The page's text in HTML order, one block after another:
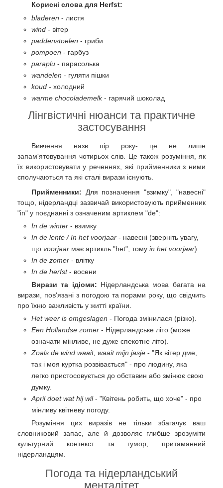
Корисні слова для Herfst:
bladeren - листя
wind - вітер
paddenstoelen - гриби
pompoen - гарбуз
paraplu - парасолька
wandelen - гуляти пішки
koud - холодний
warme chocolademelk- гарячий шоколад
Лінгвістичні нюанси та практичне
застосування
Вивчення назв пір року- це не лише
запам'ятовування чотирьох слів. Це також розуміння, як
їх використовувати у реченнях, які прийменники з ними
сполучаються та які сталі вирази існують.
Прийменники: Для позначення "взимку", "навесні"
тощо, нідерландці зазвичай використовують прийменник
"in" у поєднанні з означеним артиклем "de":
In de winter - взимку
In de lente / In het voorjaar - навесні (зверніть увагу,
що voorjaar має артикль "het", тому in het voorjaar)
In de zomer - влітку
In de herfst- восени
Вирази та ідіоми: Нідерландська мова багата на
вирази, пов'язані з погодою та порами року, що свідчить
про їхню важливість у житті країни.
Het weer is omgeslagen - Погода змінилася (різко).
Een Hollandse zomer - Нідерландське літо (може
означати мінливе, не дуже спекотне літо).
Zoals de wind waait, waait mijn jasje - "Як вітер дме,
так і моя куртка розвівається" - про людину, яка
легко пристосовується до обставин або змінює свою
думку.
April doet wat hij wil- "Квітень робить, що хоче" - про
мінливу квітневу погоду.
Розуміння цих виразів не тільки збагачує ваш
словниковий запас, але й дозволяє глибше зрозуміти
культурний контекст та гумор, притаманний
нідерландцям.
Погода та нідерландський
менталітет